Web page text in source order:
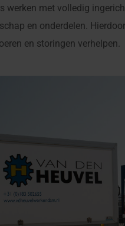
werken met volledig
en onderdelen.
en storingen verhelpen.